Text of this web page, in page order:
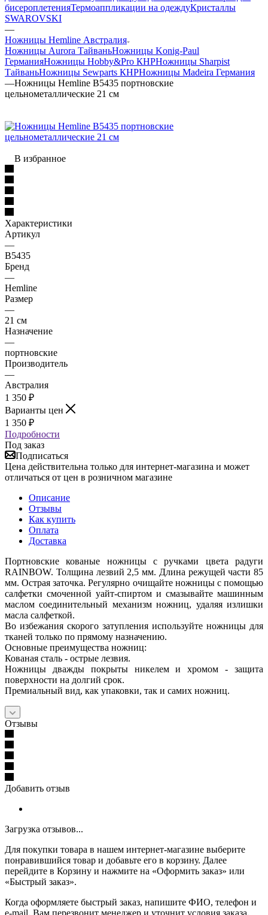
бисероплетенияТермоаппликации на одеждуКристаллы
SWAROVSKI
—
Ножницы Hemline Австралия
Ножницы Aurora ТайваньНожницы Konig-Paul
ГерманияНожницы Hobby&Pro КНРНожницы Sharpist
ТайваньНожницы Sewparts КНРНожницы Madeira Германия
—Ножницы Hemline B5435 портновские
цельнометаллические 21 см
В избранное
Характеристики
Артикул
—
B5435
Бренд
—
Hemline
Размер
—
21 см
Назначение
—
портновские
Производитель
—
Австралия
1 350 ₽
Варианты цен
1 350 ₽
Подробности
Под заказ
Подписаться
Цена действительна только для интернет-магазина и может
отличаться от цен в розничном магазине
Описание
Отзывы
Как купить
Оплата
Доставка
Портновские кованые ножницы с ручками цвета радуги
RAINBOW. Толщина лезвий 2,5 мм. Длина режущей части 85
мм. Острая заточка. Регулярно очищайте ножницы с помощью
салфетки смоченной уайт-спиртом и смазывайте машинным
маслом соединительный механизм ножниц, удаляя излишки
масла салфеткой.
Во избежания скорого затупления используйте ножницы для
тканей только по прямому назначению.
Основные преимущества ножниц:
Кованая сталь - острые лезвия.
Ножницы дважды покрыты никелем и хромом - защита
поверхности на долгий срок.
Премиальный вид, как упаковки, так и самих ножниц.
Отзывы
Добавить отзыв
Загрузка отзывов...
Для покупки товара в нашем интернет-магазине выберите
понравившийся товар и добавьте его в корзину. Далее
перейдите в Корзину и нажмите на «Оформить заказ» или
«Быстрый заказ».
Когда оформляете быстрый заказ, напишите ФИО, телефон и
e-mail. Вам перезвонит менеджер и уточнит условия заказа.